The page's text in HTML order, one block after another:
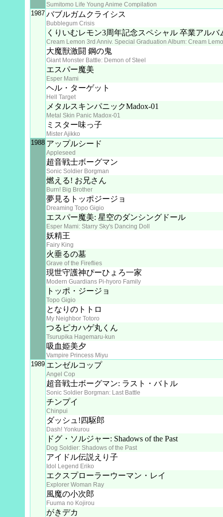
Sumitomo Life Young Anime Compilation
1987 バブルガムクライシス
Bubblegum Crisis
くりいむレモン3周年記念スペシャル 卒業アル
Cream Lemon 3rd Anniv. Special Graduation Album: Cream
大魔獣激闘 鋼の鬼
Giant Monster Battle: Demon of Steel
エスパー魔美
Esper Mami
ヘル・ターゲット
Hell Target
メタルスキンパニックMadox-01
Metal Skin Panic Madox-01
ミスター味っ子
Mister Ajikko
1988 アップルシード
Appleseed
超音戦士ボーグマン
Sonic Soldier Borgman
燃える! お兄さん
Burn! Big Brother
夢見るトッポジージョ
Dreaming Topo Gigio
エスパー魔美: 星空のダンシングドール
Esper Mami: Starry Sky's Dancing Doll
妖精王
Fairy King
火垂るの墓
Grave of the Fireflies
現世守護神ぴーひょろ一家
Modern Guardians Pi-hyoro Family
トッポ・ジージョ
Topo Gigio
となりのトトロ
My Neighbor Totoro
つるピカハゲ丸くん
Tsurupika Hagemaru-kun
吸血姫美夕
Vampire Princess Miyu
1989 エンゼルコップ
Angel Cop
超音戦士ボーグマン: ラスト・バトル
Sonic Soldier Borgman: Last Battle
チンプイ
Chinpui
ダッシュ!四駆郎
Dash! Yonkurou
ドグ・ソルジャー: Shadows of the Past
Dog Soldier: Shadows of the Past
アイドル伝説えり子
Idol Legend Eriko
エクスプローラーウーマン・レイ
Explorer Woman Ray
風魔の小次郎
Fuuma no Kojirou
がきデカ